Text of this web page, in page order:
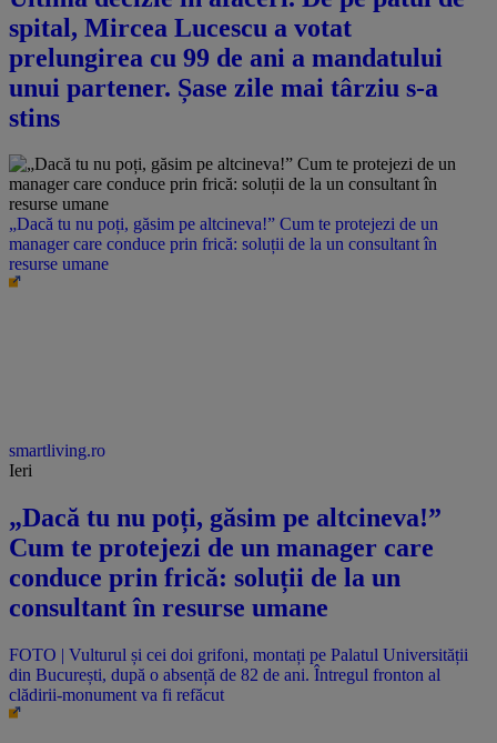
spital, Mircea Lucescu a votat
prelungirea cu 99 de ani a mandatului
unui partener. Șase zile mai târziu s-a
stins
„Dacă tu nu poți, găsim pe altcineva!” Cum te protejezi de un
manager care conduce prin frică: soluții de la un consultant în
resurse umane
smartliving.ro
Ieri
„Dacă tu nu poți, găsim pe altcineva!”
Cum te protejezi de un manager care
conduce prin frică: soluții de la un
consultant în resurse umane
FOTO | Vulturul și cei doi grifoni, montați pe Palatul Universității
din București, după o absență de 82 de ani. Întregul fronton al
clădirii-monument va fi refăcut